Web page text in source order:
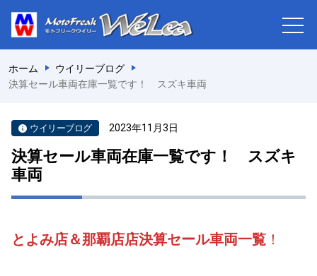
ホーム
ウイリーブログ
決算セール車両在庫一覧です！ スズキ車両
ウイリーブログ 2023年11月3日
決算セール車両在庫一覧です！ スズキ
車両
とよみ店＆那覇店店決算セール車両一覧 ！